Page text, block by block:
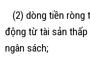
(2) dòng tiền ròng
động từ tài sản
ngân sách;